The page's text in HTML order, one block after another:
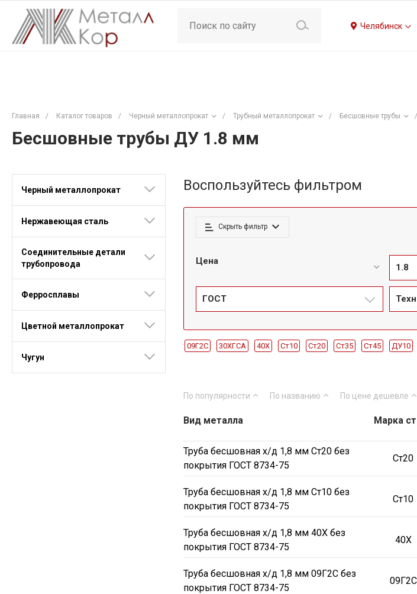
Челябинск
Главная / Каталог товаров / Черный металлопрокат / Трубный металлопрокат / Бесшовные трубы /
Бесшовные трубы ДУ 1.8 мм
Черный металлопрокат
Нержавеющая сталь
Соединительные детали
трубопровода
Ферросплавы
Цветной металлопрокат
Чугун
Воспользуйтесь фильтром
Скрыть фильтр
Цена
1.8
ГОСТ
09Г2С 30ХГСА 40Х Ст10 Ст20 Ст35 Ст45 ДУ10
ДУ1.8 ДУ2 ДУ2.2 ДУ1 ДУ0.3 ДУ0.4 ДУ0.5 ДУ0.6
ДУ133 ДУ146 ДУ194 ДУ219
По популярности По названию По цене дешевле
Вид металла Марка
Труба бесшовная х/д 1,8 мм Ст20 без
покрытия ГОСТ 8734-75
Ст20
Труба бесшовная х/д 1,8 мм Ст10 без
покрытия ГОСТ 8734-75
Ст10
Труба бесшовная х/д 1,8 мм 40Х без
покрытия ГОСТ 8734-75
40Х
Труба бесшовная х/д 1,8 мм 09Г2С без
покрытия ГОСТ 8734-75
09Г2С